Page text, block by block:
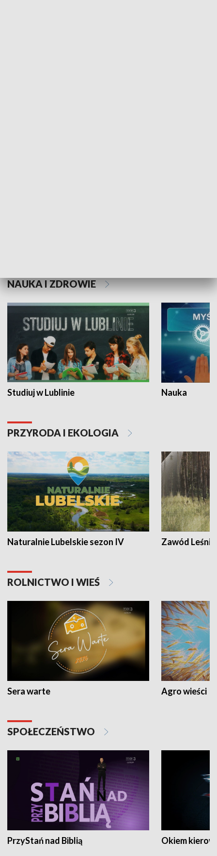
NAUKA I ZDROWIE
Studiuj w Lublinie Nauka
PRZYRODA I EKOLOGIA
Naturalnie Lubelskie sezon IV Zawód Leśnik
ROLNICTWO I WIEŚ
Sera warte Agro wieści
SPOŁECZEŃSTWO
PrzyStań nad Biblią Okiem